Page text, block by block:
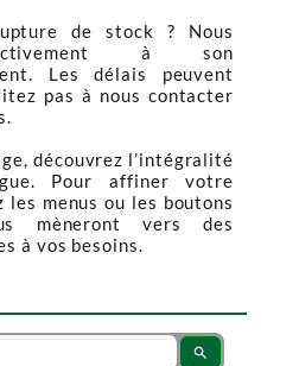
de stock ? Nous
à son
Les délais peuvent
pas à nous contacter
découvrez l’intégralité
Pour affiner votre
menus ou les boutons
mèneront vers des
à vos besoins.
search